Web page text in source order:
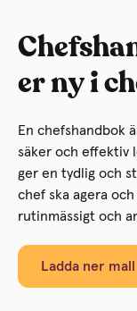
er ny i
En chefshandbok
säker och effektiv
ger en tydlig och
chef ska agera
rutinmässigt och
Ladda ner mall